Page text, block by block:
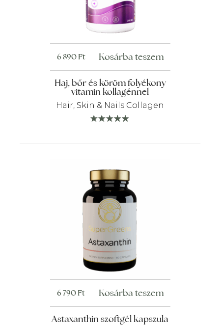
Haj, bőr és köröm folyékony
vitamin kollagénnel
Hair, Skin & Nails Collagen
6 890Ft Kosárba teszem
Astaxanthin szoftgél kapszula
6 790Ft Kosárba teszem